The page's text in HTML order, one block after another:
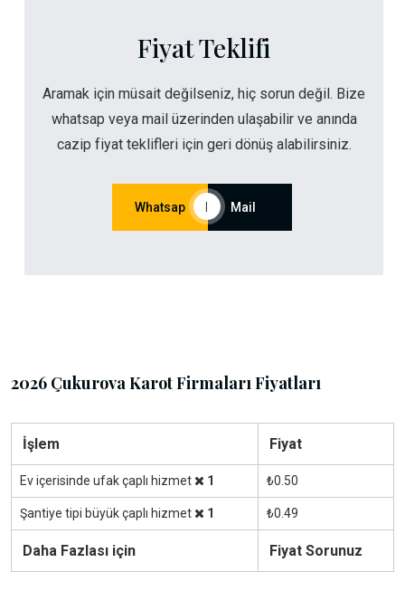
Fiyat Teklifi
Aramak için müsait değilseniz, hiç sorun değil. Bize
whatsap veya mail üzerinden ulaşabilir ve anında
cazip fiyat teklifleri için geri dönüş alabilirsiniz.
Whatsap Mail
2026 Çukurova Karot Firmaları Fiyatları
İşlem Fiyat
Ev içerisinde ufak çaplı hizmet 1 ₺0.50
Şantiye tipi büyük çaplı hizmet 1 ₺0.49
Daha Fazlası için Fiyat Sorunuz